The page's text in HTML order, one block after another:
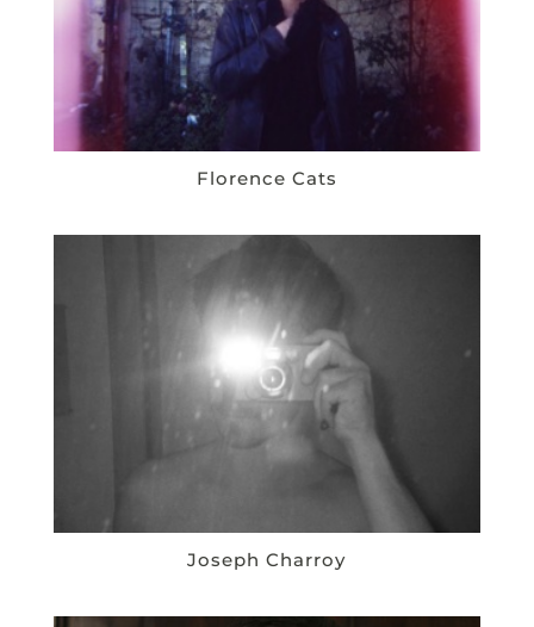
Florence Cats
Joseph Charroy